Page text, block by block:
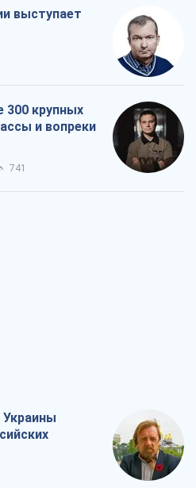
выступает
300 крупных
и вопреки
741